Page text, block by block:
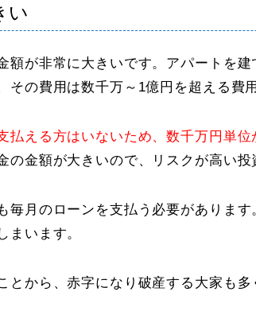
い
額が非常に大きいです。アパートを
その費用は数千万～1億円を超える費
払える方はいないため、数千万円単
の金額が大きいので、リスクが高い投
毎月のローンを支払う必要がありま
まいます。
とから、赤字になり破産する大家も多